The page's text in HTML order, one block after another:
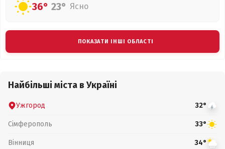
36° 23° Ясно
ПОКАЗАТИ ІНШІ ОБЛАСТІ
Найбільші міста в Україні
Ужгород 32°
Сімферополь 33°
Вінниця 34°